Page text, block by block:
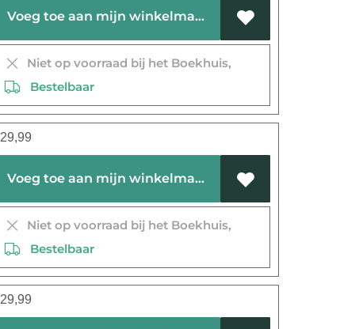
Voeg toe aan mijn winkelmandje
Niet op voorraad bij het Boekhuis,
Bestelbaar
29,99
Voeg toe aan mijn winkelmandje
Niet op voorraad bij het Boekhuis,
Bestelbaar
29,99